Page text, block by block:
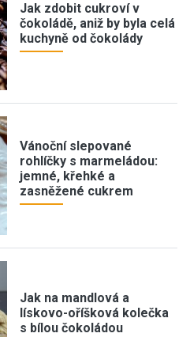
Jak zdobit cukroví v
čokoládě, aniž by byla celá
kuchyně od čokolády
Vánoční slepované
rohlíčky s marmeládou:
jemné, křehké a
zasněžené cukrem
Jak na mandlová a
lískovo-oříšková kolečka
s bílou čokoládou